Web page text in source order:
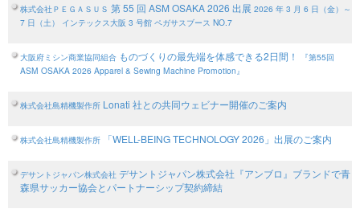
株式会社ＰＥＧＡＳＵＳ 第 55 回 ASM OSAKA 2026 出展 2026 年 3 月 6 日（金）～
7 日（土）
インテックス大阪 3 号館 ペガサスブース NO.7
大阪府ミシン商業協同組合 ものづくりの最先端を体感できる2日間！
『第55回
ASM OSAKA 2026 Apparel & Sewing Machine Promotion』
株式会社島精機製作所 Lonati 社との共同ウェビナー開催のご案内
株式会社島精機製作所 「WELL-BEING TECHNOLOGY 2026」出展のご案内
デサントジャパン株式会社 デサントジャパン株式会社『アンブロ』ブランドで青
森県サッカー協会とパートナーシップ契約締結